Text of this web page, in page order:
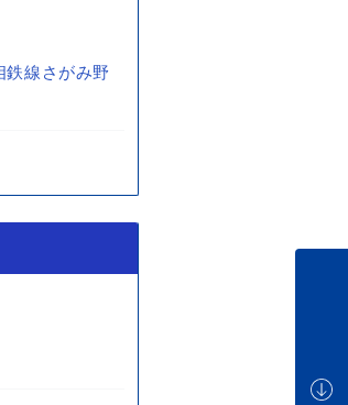
線さがみ野